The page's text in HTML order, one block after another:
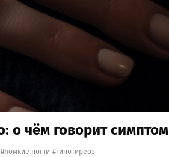
о чём говорит симптом
ломкие ногти гипотиреоз